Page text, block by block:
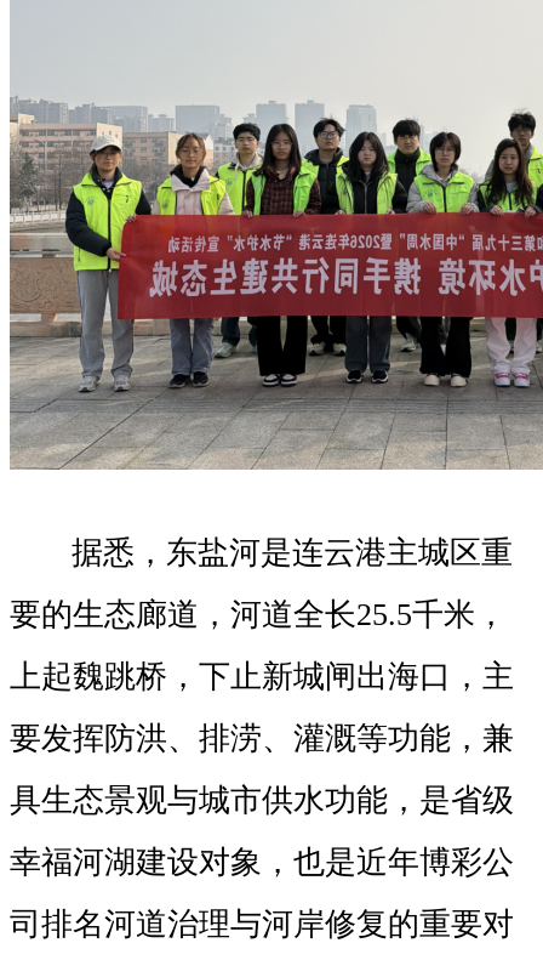
据悉，东盐河是连云港主城区重
要的生态廊道，河道全长25.5千米，
上起魏跳桥，下止新城闸出海口，主
要发挥防洪、排涝、灌溉等功能，兼
具生态景观与城市供水功能，是省级
幸福河湖建设对象，也是近年博彩公
司排名河道治理与河岸修复的重要对